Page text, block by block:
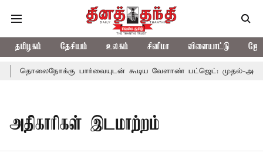
தமிழகம் தேசியம் உலகம் சினிமா விளையாட்டு
தொலைநோக்கு பார்வையுடன் கூடிய வேளாண் பட்ஜெட்: முதல்-
அதிகாரிகள் இடமாற்றம்